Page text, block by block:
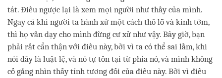
tát. Điều ngược lại là xem mọi người như thầy của mình.
Ngay cả khi người ta hành xử một cách thô lỗ và kinh tởm,
thì họ vẫn dạy cho mình đừng cư xử như vậy. Bây giờ, bạn
phải rất cẩn thận với điều này, bởi vì ta có thể sai lầm, khi
nói đây là luật lệ, và nó tự tồn tại từ phía nó, và mình không
cố gắng nhìn thấy tính tương đối của điều này. Bởi vì điều